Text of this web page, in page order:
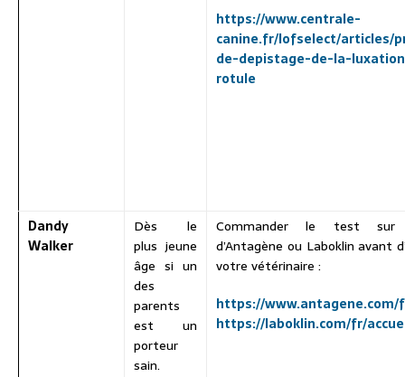
https://www.centrale-
canine.fr/lofselect/articles/
de-depistage-de-la-
rotule
Dandy
Walker
Dès le
plus jeune
âge si un
des
parents
est un
porteur
sain.
Commander le test
d’Antagène ou Laboklin avant
votre vétérinaire :
https://www.antagene.com/
https://laboklin.com/fr/